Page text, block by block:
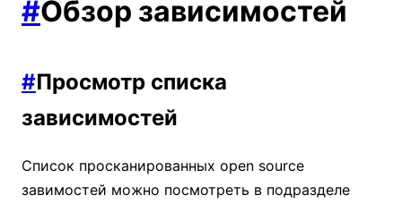
#Обзор зависимостей
#Просмотр списка
зависимостей
Список просканированных open source
завимостей можно посмотреть в подразделе